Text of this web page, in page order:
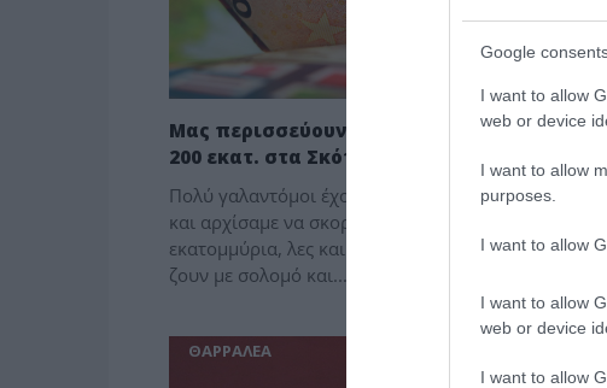
Google
I want to allow
web or device
I want to allow
purposes.
I want to allow
I want to allow
web or device
I want to allow
Μας περισσεύουν λεφτά και στέλνουμε
200 εκατ. στα Σκόπια για επενδύσεις!
Πολύ γαλαντόμοι έχουμε γίνει τώρα τελευταία
και αρχίσαμε να σκορπάμε μάτσο τα
εκατομμύρια, λες και μας περισσεύουν και
ζουν με σολομό και...
ΘΑΡΡΑΛΕΑ